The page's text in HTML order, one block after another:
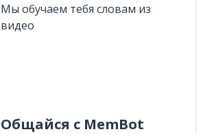
Мы обучаем тебя словам из
видео
Общайся с MemBot